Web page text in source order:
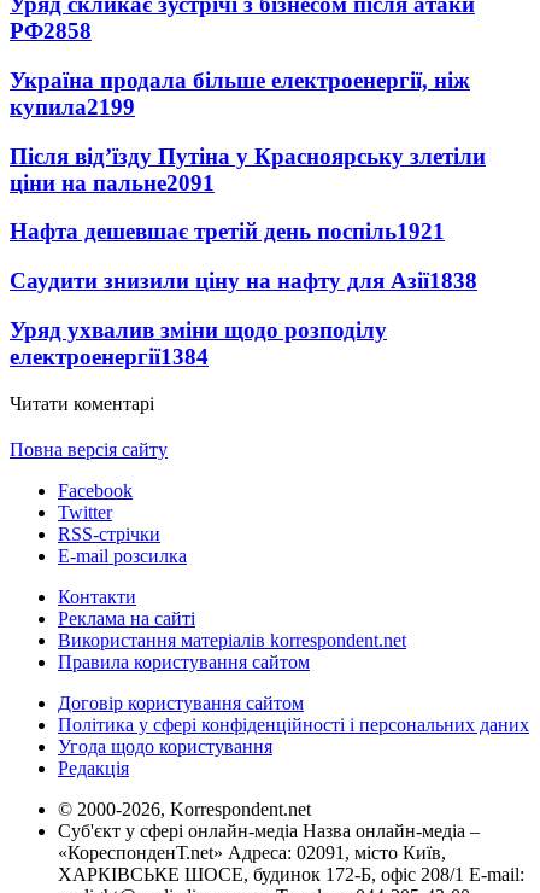
РФ2858
Україна продала більше електроенергії, ніж
купила2199
Після від’їзду Путіна у Красноярську злетіли
ціни на пальне2091
Нафта дешевшає третій день поспіль1921
Саудити знизили ціну на нафту для Азії1838
Уряд ухвалив зміни щодо розподілу
електроенергії1384
Читати коментарі
Повна версія сайту
Facebook
Twitter
RSS-стрічки
E-mail розсилка
Контакти
Реклама на сайті
Використання матеріалів korrespondent.net
Правила користування сайтом
Договір користування сайтом
Політика у сфері конфіденційності і персональних даних
Угода щодо користування
Редакція
© 2000-2026, Korrespondent.net
Суб'єкт у сфері онлайн-медіа Назва онлайн-медіа –
«КореспонденТ.net» Адреса: 02091, місто Київ,
ХАРКІВСЬКЕ ШОСЕ, будинок 172-Б, офіс 208/1 E-mail: